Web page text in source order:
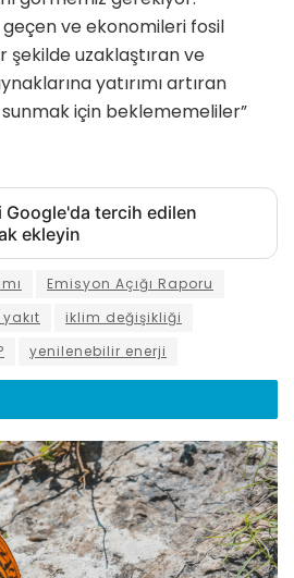
ve ekonomileri fosil
şekilde uzaklaştıran ve
yatırımı artıran
sunmak için beklememeliler”
Google'da tercih edilen
ekleyin
Emisyon Açığı Raporu
iklim değişikliği
yenilenebilir enerji